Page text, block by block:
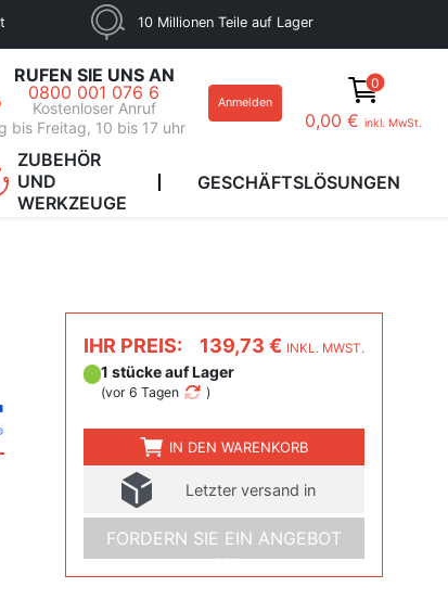
10 Millionen Teile auf Lager
RUFEN SIE UNS AN
0800 001 076 6
Kostenloser Anruf
bis Freitag, 10 bis 17 uhr
Anmelden
0
0,00 € inkl. MwSt.
ZUBEHÖR
UND
WERKZEUGE
GESCHÄFTSLÖSUNGEN
IHR PREIS: 139,73 € INKL. MWST.
1 stücke auf Lager
(vor 6 Tagen )
IN DEN WARENKORB
Letzter versand in
FORDERN SIE EIN ANGEBOT
AN